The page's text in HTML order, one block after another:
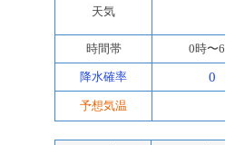
天気
時間帯 0時〜
降水確率 0
予想気温